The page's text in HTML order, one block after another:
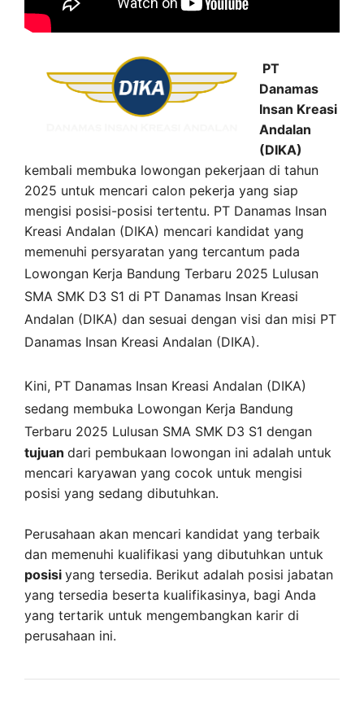
PT
Danamas
Insan Kreasi
Andalan
(DIKA)
kembali membuka lowongan pekerjaan di tahun
2025 untuk mencari calon pekerja yang siap
mengisi posisi-posisi tertentu. PT Danamas Insan
Kreasi Andalan (DIKA) mencari kandidat yang
memenuhi persyaratan yang tercantum pada
Lowongan Kerja Bandung Terbaru 2025 Lulusan
SMA SMK D3 S1 di PT Danamas Insan Kreasi
Andalan (DIKA) dan sesuai dengan visi dan misi PT
Danamas Insan Kreasi Andalan (DIKA).
Kini, PT Danamas Insan Kreasi Andalan (DIKA)
sedang membuka Lowongan Kerja Bandung
Terbaru 2025 Lulusan SMA SMK D3 S1 dengan
tujuan dari pembukaan lowongan ini adalah untuk
mencari karyawan yang cocok untuk mengisi
posisi yang sedang dibutuhkan.
Perusahaan akan mencari kandidat yang terbaik
dan memenuhi kualifikasi yang dibutuhkan untuk
posisi yang tersedia. Berikut adalah posisi jabatan
yang tersedia beserta kualifikasinya, bagi Anda
yang tertarik untuk mengembangkan karir di
perusahaan ini.